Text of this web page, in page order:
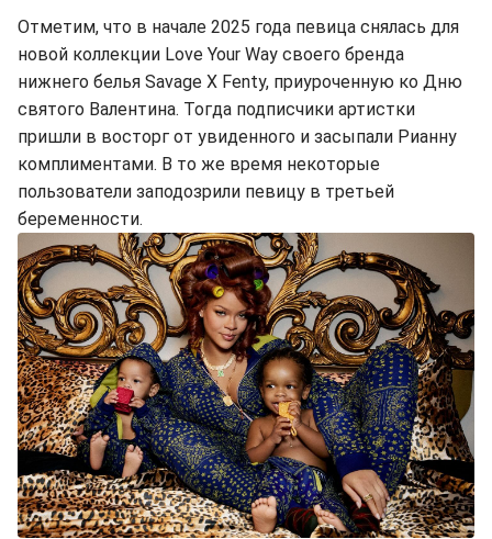
Отметим, что в начале 2025 года певица снялась для
новой коллекции Love Your Way своего бренда
нижнего белья Savage X Fenty, приуроченную ко Дню
святого Валентина. Тогда подписчики артистки
пришли в восторг от увиденного и засыпали Рианну
комплиментами. В то же время некоторые
пользователи заподозрили певицу в третьей
беременности.